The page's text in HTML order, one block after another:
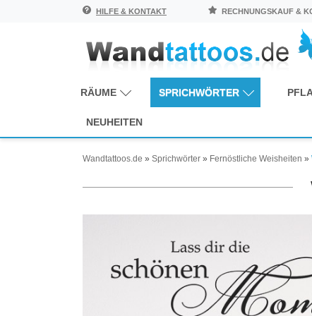
HILFE & KONTAKT RECHNUNGSKAUF &
RÄUME SPRICHWÖRTER
NEUHEITEN
Wandtattoos.de » Sprichwörter » Fernöstliche Weisheiten »